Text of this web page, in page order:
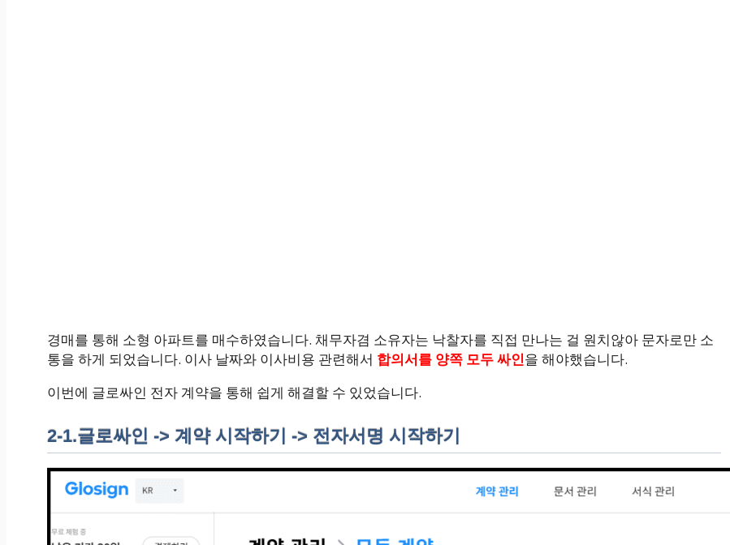
경매를 통해 소형 아파트를 매수하였습니다. 채무자겸 소유자는 낙찰자를 직접 만나는 걸 원치않아 문자로만 소
통을 하게 되었습니다. 이사 날짜와 이사비용 관련해서 합의서를 양쪽 모두 싸인을 해야했습니다.
이번에 글로싸인 전자 계약을 통해 쉽게 해결할 수 있었습니다.
2-1.글로싸인 -> 계약 시작하기 -> 전자서명 시작하기